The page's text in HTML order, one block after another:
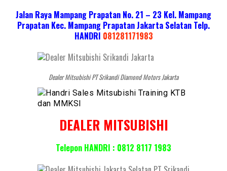
Jalan Raya Mampang Prapatan No. 21 – 23 Kel. Mampang
Prapatan Kec. Mampang Prapatan Jakarta Selatan Telp.
HANDRI 081281171983
Dealer Mitsubishi PT Srikandi Diamond Motors Jakarta
DEALER MITSUBISHI
Telepon HANDRI : 0812 8117 1983